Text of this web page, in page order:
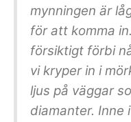
mynningen är
för att komma
försiktigt förbi
vi kryper in i
ljus på väggar
diamanter. Inne